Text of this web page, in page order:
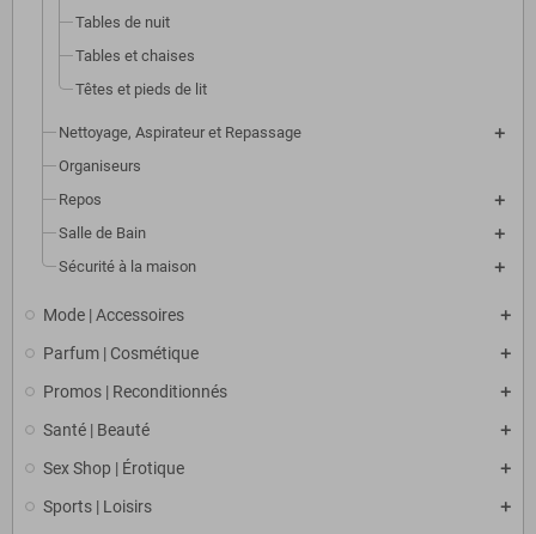
Tables de nuit
Tables et chaises
Têtes et pieds de lit
Nettoyage, Aspirateur et Repassage
Organiseurs
Repos
Salle de Bain
Sécurité à la maison
Mode | Accessoires
Parfum | Cosmétique
Promos | Reconditionnés
Santé | Beauté
Sex Shop | Érotique
Sports | Loisirs